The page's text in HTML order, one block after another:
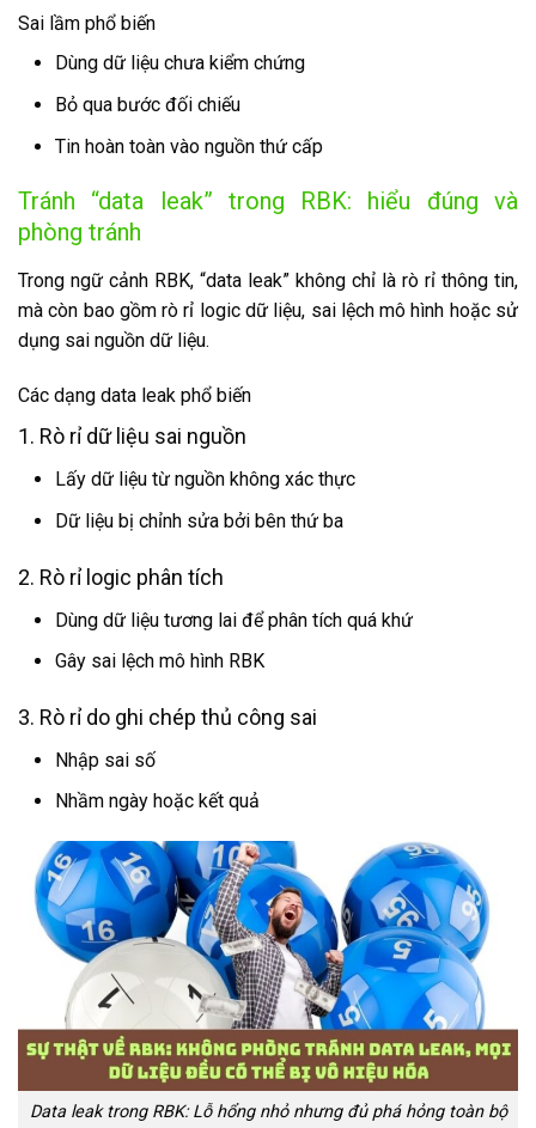
Sai lầm phổ biến
Dùng dữ liệu chưa kiểm chứng
Bỏ qua bước đối chiếu
Tin hoàn toàn vào nguồn thứ cấp
Tránh “data leak” trong RBK: hiểu đúng và
phòng tránh
Trong ngữ cảnh RBK, “data leak” không chỉ là rò rỉ thông tin,
mà còn bao gồm rò rỉ logic dữ liệu, sai lệch mô hình hoặc sử
dụng sai nguồn dữ liệu.
Các dạng data leak phổ biến
1. Rò rỉ dữ liệu sai nguồn
Lấy dữ liệu từ nguồn không xác thực
Dữ liệu bị chỉnh sửa bởi bên thứ ba
2. Rò rỉ logic phân tích
Dùng dữ liệu tương lai để phân tích quá khứ
Gây sai lệch mô hình RBK
3. Rò rỉ do ghi chép thủ công sai
Nhập sai số
Nhầm ngày hoặc kết quả
Data leak trong RBK: Lỗ hổng nhỏ nhưng đủ phá hỏng toàn bộ